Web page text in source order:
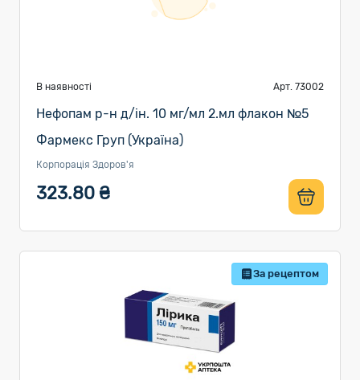
В наявності Арт. 73002
Нефопам р-н д/ін. 10 мг/мл 2.мл флакон №5
Фармекс Груп (Україна)
Корпорація Здоров'я
323.80 ₴
За рецептом